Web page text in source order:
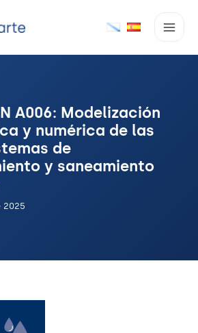
A006: Modelización
y numérica de las
de
y saneamiento
2025